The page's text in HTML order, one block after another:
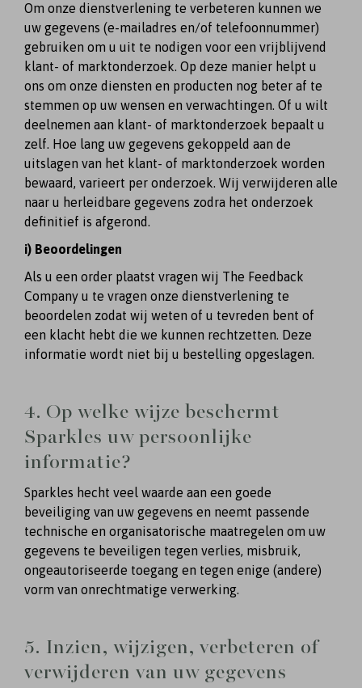
Om onze dienstverlening te verbeteren kunnen we
uw gegevens (e-mailadres en/of telefoonnummer)
gebruiken om u uit te nodigen voor een vrijblijvend
klant- of marktonderzoek. Op deze manier helpt u
ons om onze diensten en producten nog beter af te
stemmen op uw wensen en verwachtingen. Of u wilt
deelnemen aan klant- of marktonderzoek bepaalt u
zelf. Hoe lang uw gegevens gekoppeld aan de
uitslagen van het klant- of marktonderzoek worden
bewaard, varieert per onderzoek. Wij verwijderen alle
naar u herleidbare gegevens zodra het onderzoek
definitief is afgerond.
i) Beoordelingen
Als u een order plaatst vragen wij The Feedback
Company u te vragen onze dienstverlening te
beoordelen zodat wij weten of u tevreden bent of
een klacht hebt die we kunnen rechtzetten. Deze
informatie wordt niet bij u bestelling opgeslagen.
4. Op welke wijze beschermt
Sparkles uw persoonlijke
informatie?
Sparkles hecht veel waarde aan een goede
beveiliging van uw gegevens en neemt passende
technische en organisatorische maatregelen om uw
gegevens te beveiligen tegen verlies, misbruik,
ongeautoriseerde toegang en tegen enige (andere)
vorm van onrechtmatige verwerking.
5. Inzien, wijzigen, verbeteren of
verwijderen van uw gegevens